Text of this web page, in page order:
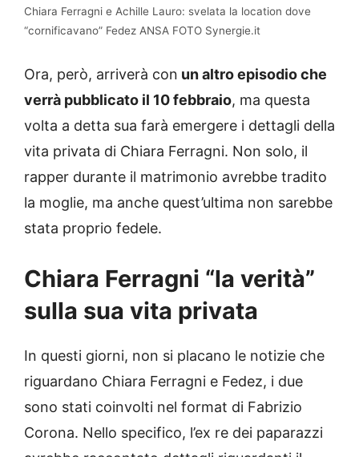
Chiara Ferragni e Achille Lauro: svelata la location dove
“cornificavano” Fedez ANSA FOTO Synergie.it
Ora, però, arriverà con un altro episodio che
verrà pubblicato il 10 febbraio, ma questa
volta a detta sua farà emergere i dettagli della
vita privata di Chiara Ferragni. Non solo, il
rapper durante il matrimonio avrebbe tradito
la moglie, ma anche quest’ultima non sarebbe
stata proprio fedele.
Chiara Ferragni “la verità”
sulla sua vita privata
In questi giorni, non si placano le notizie che
riguardano Chiara Ferragni e Fedez, i due
sono stati coinvolti nel format di Fabrizio
Corona. Nello specifico, l’ex re dei paparazzi